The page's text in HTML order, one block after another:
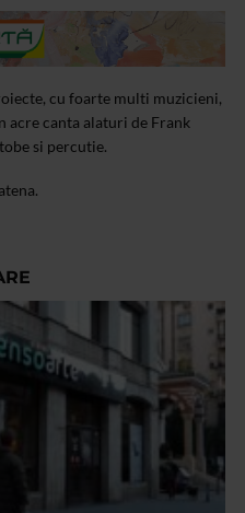
cu foarte multi muzicieni,
acre canta alaturi de Frank
si percutie.